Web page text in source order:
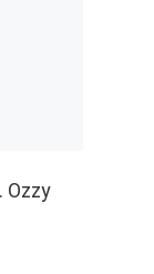
Ozzy